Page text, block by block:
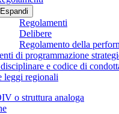
Espandi
Regolamenti
Delibere
Regolamento della
di programmazione
e codice di
leggi regionali
o struttura analoga